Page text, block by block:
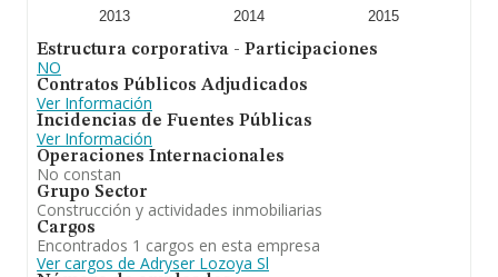
2013 2014 2015
Estructura corporativa - Participaciones
NO
Contratos Públicos Adjudicados
Ver Información
Incidencias de Fuentes Públicas
Ver Información
Operaciones Internacionales
No constan
Grupo Sector
Construcción y actividades inmobiliarias
Cargos
Encontrados 1 cargos en esta empresa
Ver cargos de Adryser Lozoya Sl